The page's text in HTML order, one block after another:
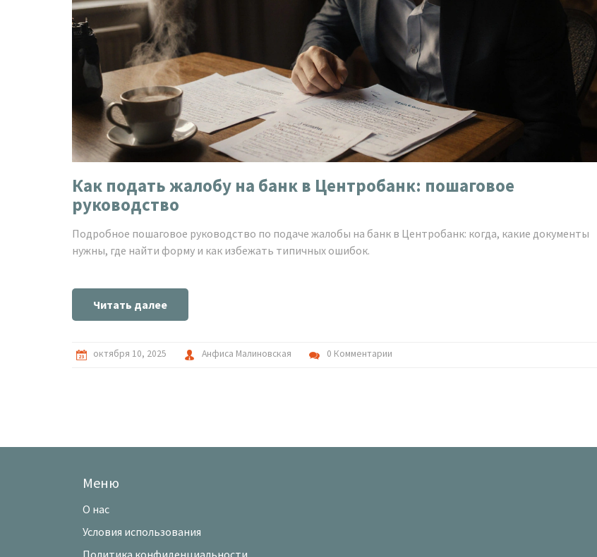
Как подать жалобу на банк в Центробанк: пошаговое
руководство
Подробное пошаговое руководство по подаче жалобы на банк в Центробанк: когда, какие документы
нужны, где найти форму и как избежать типичных ошибок.
Читать далее
октября 10, 2025 Анфиса Малиновская 0 Комментарии
Меню
О нас
Условия использования
Политика конфиденциальности